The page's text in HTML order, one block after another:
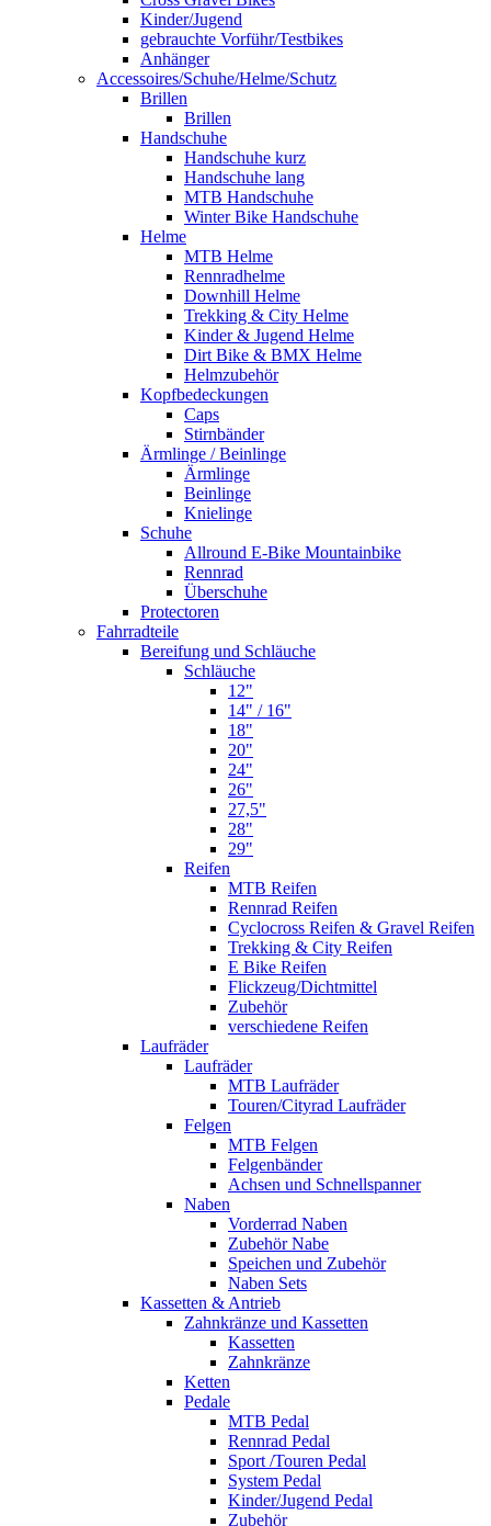
Kinder/Jugend
gebrauchte Vorführ/Testbikes
Anhänger
Accessoires/Schuhe/Helme/Schutz
Brillen
Brillen
Handschuhe
Handschuhe kurz
Handschuhe lang
MTB Handschuhe
Winter Bike Handschuhe
Helme
MTB Helme
Rennradhelme
Downhill Helme
Trekking & City Helme
Kinder & Jugend Helme
Dirt Bike & BMX Helme
Helmzubehör
Kopfbedeckungen
Caps
Stirnbänder
Ärmlinge / Beinlinge
Ärmlinge
Beinlinge
Knielinge
Schuhe
Allround E-Bike Mountainbike
Rennrad
Überschuhe
Protectoren
Fahrradteile
Bereifung und Schläuche
Schläuche
12"
14" / 16"
18"
20"
24"
26"
27,5"
28"
29"
Reifen
MTB Reifen
Rennrad Reifen
Cyclocross Reifen & Gravel Reifen
Trekking & City Reifen
E Bike Reifen
Flickzeug/Dichtmittel
Zubehör
verschiedene Reifen
Laufräder
Laufräder
MTB Laufräder
Touren/Cityrad Laufräder
Felgen
MTB Felgen
Felgenbänder
Achsen und Schnellspanner
Naben
Vorderrad Naben
Zubehör Nabe
Speichen und Zubehör
Naben Sets
Kassetten & Antrieb
Zahnkränze und Kassetten
Kassetten
Zahnkränze
Ketten
Pedale
MTB Pedal
Rennrad Pedal
Sport /Touren Pedal
System Pedal
Kinder/Jugend Pedal
Zubehör